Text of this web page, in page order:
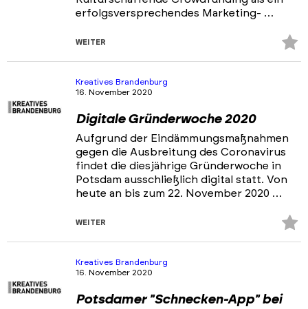
erfolgsversprechendes Marketing- …
WEITER
Kreatives Brandenburg
16. November 2020
Digitale Gründerwoche 2020
Aufgrund der Eindämmungsmaßnahmen
gegen die Ausbreitung des Coronavirus
findet die diesjährige Gründerwoche in
Potsdam ausschließlich digital statt. Von
heute an bis zum 22. November 2020 …
WEITER
Kreatives Brandenburg
16. November 2020
Potsdamer "Schnecken-App" bei